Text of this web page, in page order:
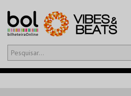
Olá,iniciar sessão